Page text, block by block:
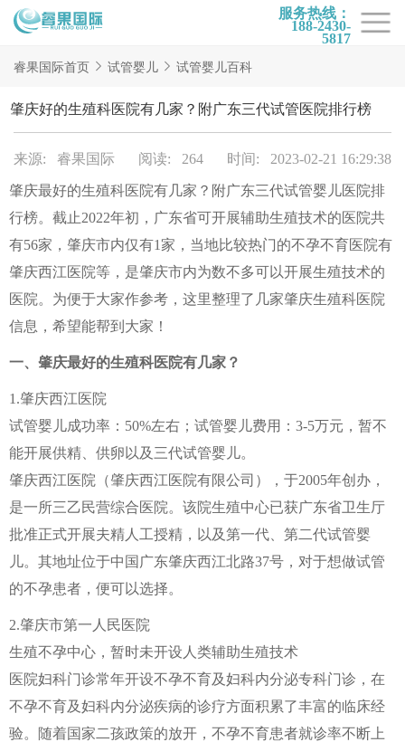
服务热线：
188-2430-
5817
首页
试管项目
试管百科
试管医院
睿果国际
睿果国际首页 试管婴儿 试管婴儿百科
肇庆好的生殖科医院有几家？附广东三代试管医院排行榜
来源: 睿果国际 阅读: 264 时间: 2023-02-21 16:29:38
肇庆最好的生殖科医院有几家？附广东三代试管婴儿医院排
行榜。截止2022年初，广东省可开展辅助生殖技术的医院共
有56家，肇庆市内仅有1家，当地比较热门的不孕不育医院有
肇庆西江医院等，是肇庆市内为数不多可以开展生殖技术的
医院。为便于大家作参考，这里整理了几家肇庆生殖科医院
信息，希望能帮到大家！
一、肇庆最好的生殖科医院有几家？
1.肇庆西江医院
试管婴儿成功率：50%左右；试管婴儿费用：3-5万元，暂不
能开展供精、供卵以及三代试管婴儿。
肇庆西江医院（肇庆西江医院有限公司），于2005年创办，
是一所三乙民营综合医院。该院生殖中心已获广东省卫生厅
批准正式开展夫精人工授精，以及第一代、第二代试管婴
儿。其地址位于中国广东肇庆西江北路37号，对于想做试管
的不孕患者，便可以选择。
2.肇庆市第一人民医院
生殖不孕中心，暂时未开设人类辅助生殖技术
医院妇科门诊常年开设不孕不育及妇科内分泌专科门诊，在
不孕不育及妇科内分泌疾病的诊疗方面积累了丰富的临床经
验。随着国家二孩政策的放开，不孕不育患者就诊率不断上